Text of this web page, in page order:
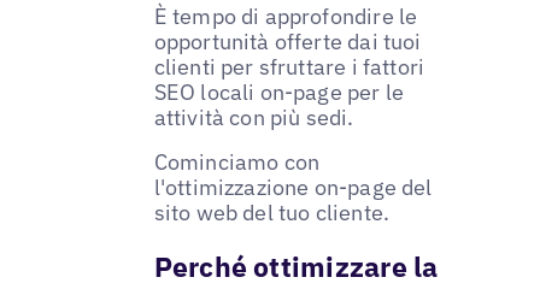
È tempo di approfondire le
opportunità offerte dai tuoi
clienti per sfruttare i fattori
SEO locali on-page per le
attività con più sedi.
Cominciamo con
l'ottimizzazione on-page del
sito web del tuo cliente.
Perché ottimizzare la